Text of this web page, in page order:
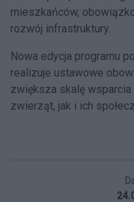
mieszkańców,
rozwój infrastruktury.
Nowa edycja programu
realizuje ustawowe
zwiększa skalę
zwierząt, jak i ich